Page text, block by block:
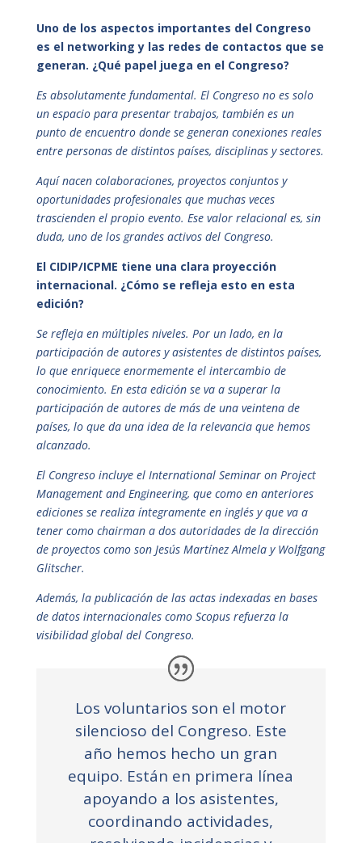
Uno de los aspectos importantes del Congreso
es el networking y las redes de contactos que se
generan. ¿Qué papel juega en el Congreso?
Es absolutamente fundamental. El Congreso no es solo
un espacio para presentar trabajos, también es un
punto de encuentro donde se generan conexiones reales
entre personas de distintos países, disciplinas y sectores.
Aquí nacen colaboraciones, proyectos conjuntos y
oportunidades profesionales que muchas veces
trascienden el propio evento. Ese valor relacional es, sin
duda, uno de los grandes activos del Congreso.
El CIDIP/ICPME tiene una clara proyección
internacional. ¿Cómo se refleja esto en esta
edición?
Se refleja en múltiples niveles. Por un lado, en la
participación de autores y asistentes de distintos países,
lo que enriquece enormemente el intercambio de
conocimiento. En esta edición se va a superar la
participación de autores de más de una veintena de
países, lo que da una idea de la relevancia que hemos
alcanzado.
El Congreso incluye el International Seminar on Project
Management and Engineering, que como en anteriores
ediciones se realiza íntegramente en inglés y que va a
tener como chairman a dos autoridades de la dirección
de proyectos como son Jesús Martínez Almela y Wolfgang
Glitscher.
Además, la publicación de las actas indexadas en bases
de datos internacionales como Scopus refuerza la
visibilidad global del Congreso.
Los voluntarios son el motor
silencioso del Congreso. Este
año hemos hecho un gran
equipo. Están en primera línea
apoyando a los asistentes,
coordinando actividades,